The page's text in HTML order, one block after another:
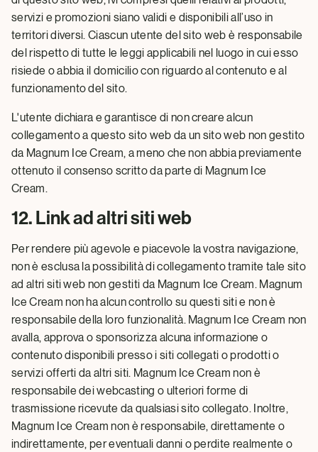
servizi e promozioni siano validi e disponibili all’uso in
territori diversi. Ciascun utente del sito web è responsabile
del rispetto di tutte le leggi applicabili nel luogo in cui esso
risiede o abbia il domicilio con riguardo al contenuto e al
funzionamento del sito.
L'utente dichiara e garantisce di non creare alcun
collegamento a questo sito web da un sito web non gestito
da Magnum Ice Cream, a meno che non abbia previamente
ottenuto il consenso scritto da parte di Magnum Ice
Cream.
12. Link ad altri siti web
Per rendere più agevole e piacevole la vostra navigazione,
non è esclusa la possibilità di collegamento tramite tale sito
ad altri siti web non gestiti da Magnum Ice Cream. Magnum
Ice Cream non ha alcun controllo su questi siti e non è
responsabile della loro funzionalità. Magnum Ice Cream non
avalla, approva o sponsorizza alcuna informazione o
contenuto disponibili presso i siti collegati o prodotti o
servizi offerti da altri siti. Magnum Ice Cream non è
responsabile dei webcasting o ulteriori forme di
trasmissione ricevute da qualsiasi sito collegato. Inoltre,
Magnum Ice Cream non è responsabile, direttamente o
indirettamente, per eventuali danni o perdite realmente o